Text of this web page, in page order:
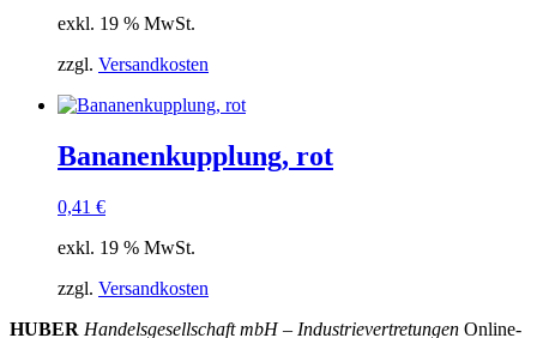
exkl. 19 % MwSt.
zzgl. Versandkosten
Bananenkupplung, rot
0,41 €
exkl. 19 % MwSt.
zzgl. Versandkosten
HUBER Handelsgesellschaft mbH – Industrievertretungen Online-